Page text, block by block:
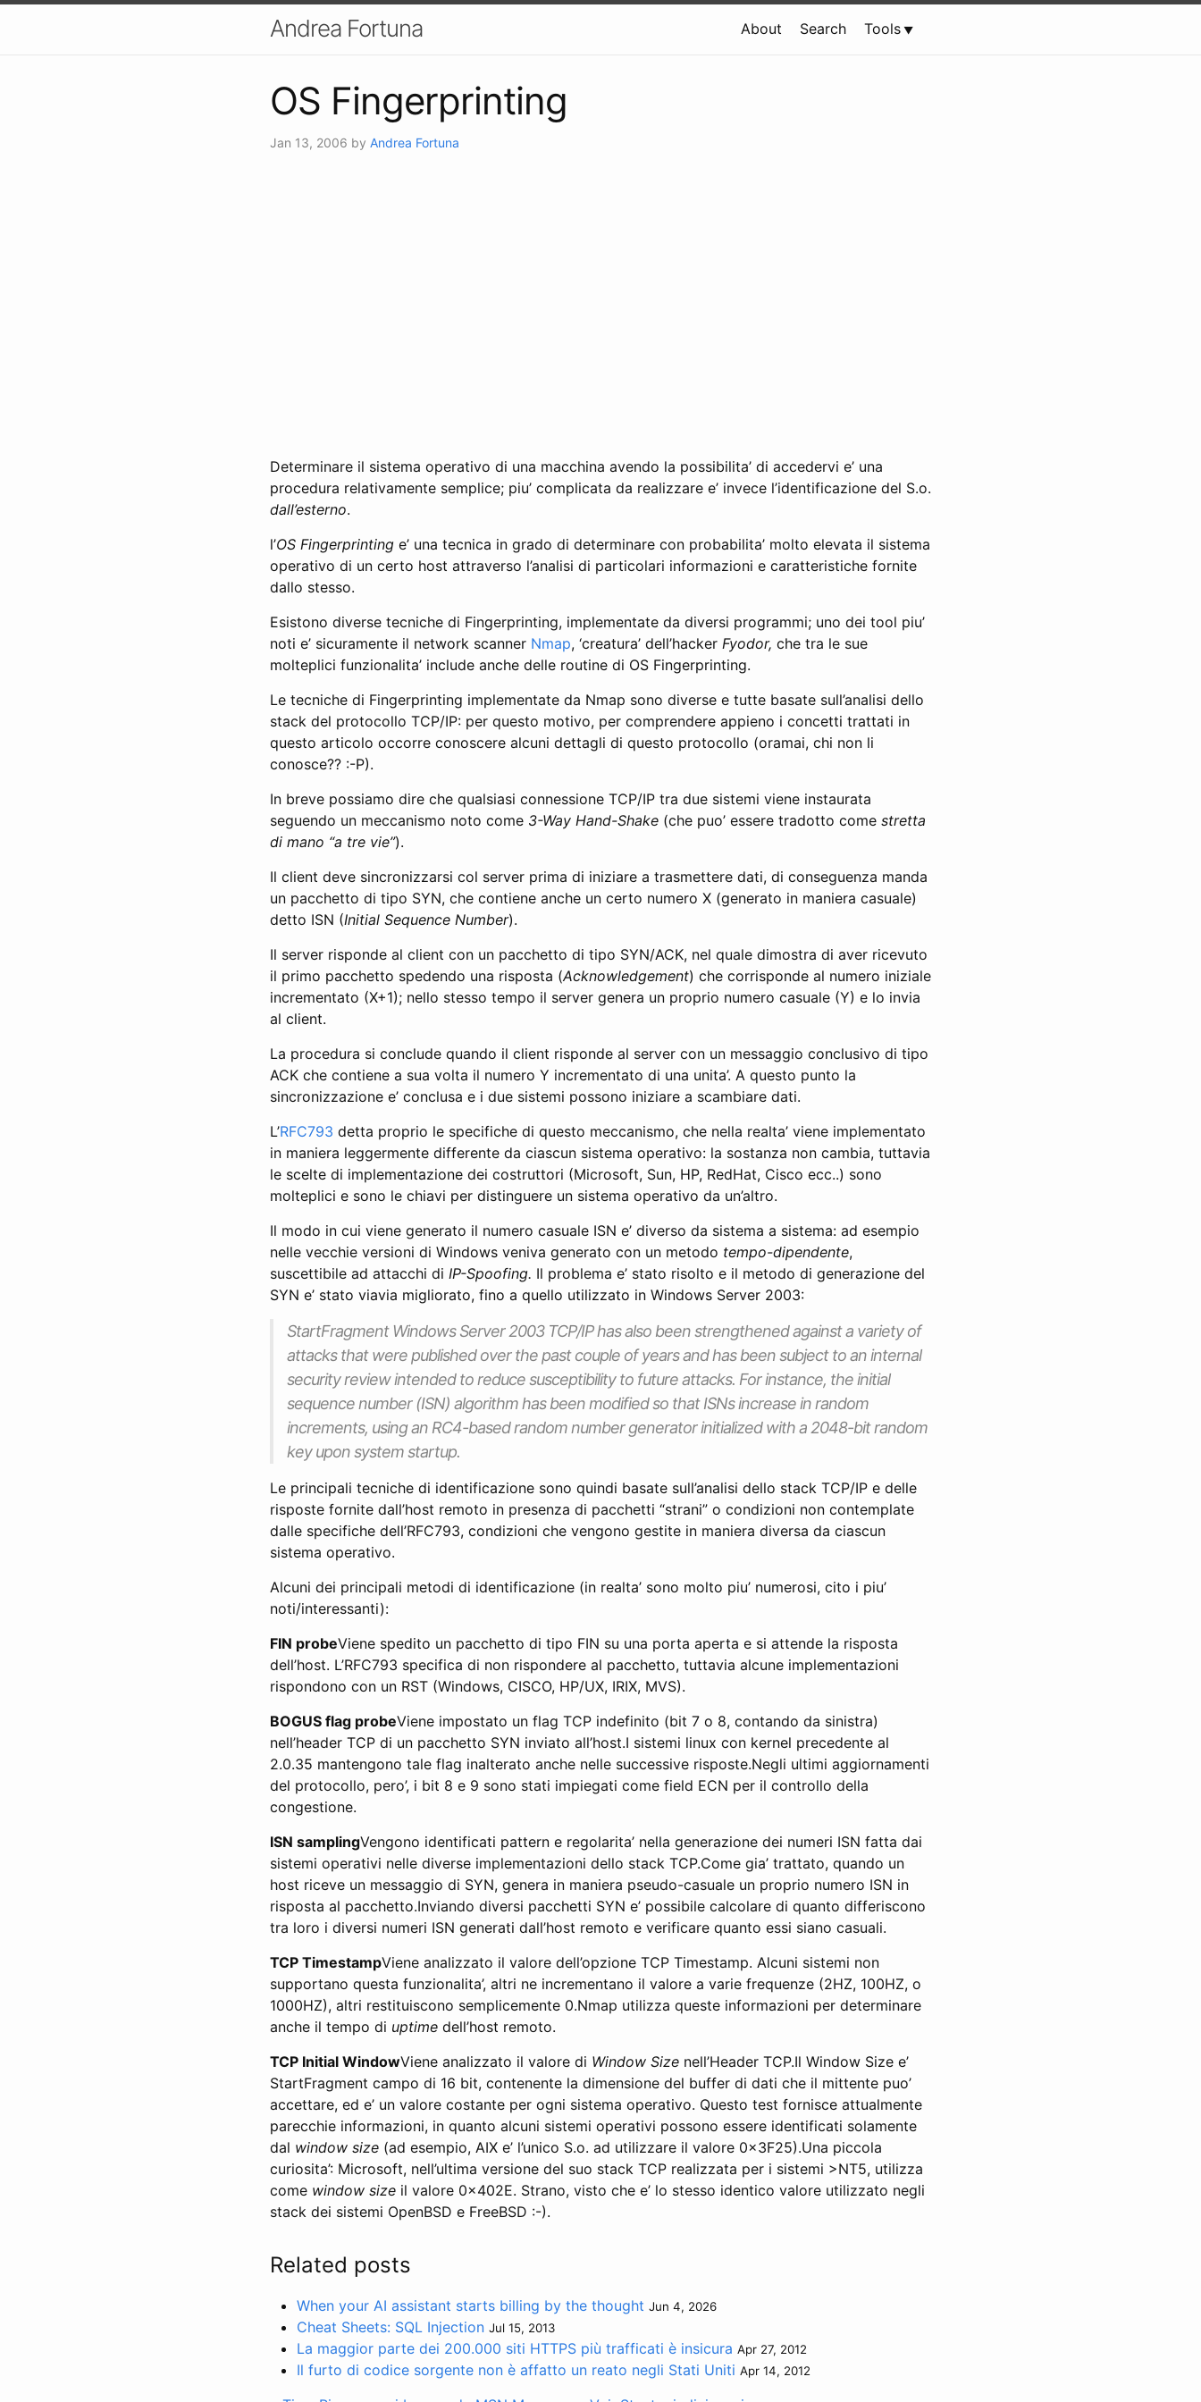
Andrea Fortuna About Search Tools
OS Fingerprinting
Jan 13, 2006 by Andrea Fortuna
Determinare il sistema operativo di una macchina avendo la possibilita’ di accedervi e’ una
procedura relativamente semplice; piu’ complicata da realizzare e’ invece l’identificazione del S.o.
dall’esterno.
l’OS Fingerprinting e’ una tecnica in grado di determinare con probabilita’ molto elevata il sistema
operativo di un certo host attraverso l’analisi di particolari informazioni e caratteristiche fornite
dallo stesso.
Esistono diverse tecniche di Fingerprinting, implementate da diversi programmi; uno dei tool piu’
noti e’ sicuramente il network scanner Nmap, ‘creatura’ dell’hacker Fyodor, che tra le sue
molteplici funzionalita’ include anche delle routine di OS Fingerprinting.
Le tecniche di Fingerprinting implementate da Nmap sono diverse e tutte basate sull’analisi dello
stack del protocollo TCP/IP: per questo motivo, per comprendere appieno i concetti trattati in
questo articolo occorre conoscere alcuni dettagli di questo protocollo (oramai, chi non li
conosce?? :-P).
In breve possiamo dire che qualsiasi connessione TCP/IP tra due sistemi viene instaurata
seguendo un meccanismo noto come 3-Way Hand-Shake (che puo’ essere tradotto come stretta
di mano “a tre vie”).
Il client deve sincronizzarsi col server prima di iniziare a trasmettere dati, di conseguenza manda
un pacchetto di tipo SYN, che contiene anche un certo numero X (generato in maniera casuale)
detto ISN (Initial Sequence Number).
Il server risponde al client con un pacchetto di tipo SYN/ACK, nel quale dimostra di aver ricevuto
il primo pacchetto spedendo una risposta (Acknowledgement) che corrisponde al numero iniziale
incrementato (X+1); nello stesso tempo il server genera un proprio numero casuale (Y) e lo invia
al client.
La procedura si conclude quando il client risponde al server con un messaggio conclusivo di tipo
ACK che contiene a sua volta il numero Y incrementato di una unita’. A questo punto la
sincronizzazione e’ conclusa e i due sistemi possono iniziare a scambiare dati.
L’RFC793 detta proprio le specifiche di questo meccanismo, che nella realta’ viene implementato
in maniera leggermente differente da ciascun sistema operativo: la sostanza non cambia, tuttavia
le scelte di implementazione dei costruttori (Microsoft, Sun, HP, RedHat, Cisco ecc..) sono
molteplici e sono le chiavi per distinguere un sistema operativo da un’altro.
Il modo in cui viene generato il numero casuale ISN e’ diverso da sistema a sistema: ad esempio
nelle vecchie versioni di Windows veniva generato con un metodo tempo-dipendente,
suscettibile ad attacchi di IP-Spoofing. Il problema e’ stato risolto e il metodo di generazione del
SYN e’ stato viavia migliorato, fino a quello utilizzato in Windows Server 2003:
StartFragment Windows Server 2003 TCP/IP has also been strengthened against a variety of
attacks that were published over the past couple of years and has been subject to an internal
security review intended to reduce susceptibility to future attacks. For instance, the initial
sequence number (ISN) algorithm has been modified so that ISNs increase in random
increments, using an RC4-based random number generator initialized with a 2048-bit random
key upon system startup.
Le principali tecniche di identificazione sono quindi basate sull’analisi dello stack TCP/IP e delle
risposte fornite dall’host remoto in presenza di pacchetti “strani” o condizioni non contemplate
dalle specifiche dell’RFC793, condizioni che vengono gestite in maniera diversa da ciascun
sistema operativo.
Alcuni dei principali metodi di identificazione (in realta’ sono molto piu’ numerosi, cito i piu’
noti/interessanti):
FIN probeViene spedito un pacchetto di tipo FIN su una porta aperta e si attende la risposta
dell’host. L’RFC793 specifica di non rispondere al pacchetto, tuttavia alcune implementazioni
rispondono con un RST (Windows, CISCO, HP/UX, IRIX, MVS).
BOGUS flag probeViene impostato un flag TCP indefinito (bit 7 o 8, contando da sinistra)
nell’header TCP di un pacchetto SYN inviato all’host.I sistemi linux con kernel precedente al
2.0.35 mantengono tale flag inalterato anche nelle successive risposte.Negli ultimi aggiornamenti
del protocollo, pero’, i bit 8 e 9 sono stati impiegati come field ECN per il controllo della
congestione.
ISN samplingVengono identificati pattern e regolarita’ nella generazione dei numeri ISN fatta dai
sistemi operativi nelle diverse implementazioni dello stack TCP.Come gia’ trattato, quando un
host riceve un messaggio di SYN, genera in maniera pseudo-casuale un proprio numero ISN in
risposta al pacchetto.Inviando diversi pacchetti SYN e’ possibile calcolare di quanto differiscono
tra loro i diversi numeri ISN generati dall’host remoto e verificare quanto essi siano casuali.
TCP TimestampViene analizzato il valore dell’opzione TCP Timestamp. Alcuni sistemi non
supportano questa funzionalita’, altri ne incrementano il valore a varie frequenze (2HZ, 100HZ, o
1000HZ), altri restituiscono semplicemente 0.Nmap utilizza queste informazioni per determinare
anche il tempo di uptime dell’host remoto.
TCP Initial WindowViene analizzato il valore di Window Size nell’Header TCP.Il Window Size e’
StartFragment campo di 16 bit, contenente la dimensione del buffer di dati che il mittente puo’
accettare, ed e’ un valore costante per ogni sistema operativo. Questo test fornisce attualmente
parecchie informazioni, in quanto alcuni sistemi operativi possono essere identificati solamente
dal window size (ad esempio, AIX e’ l’unico S.o. ad utilizzare il valore 0x3F25).Una piccola
curiosita’: Microsoft, nell’ultima versione del suo stack TCP realizzata per i sistemi >NT5, utilizza
come window size il valore 0x402E. Strano, visto che e’ lo stesso identico valore utilizzato negli
stack dei sistemi OpenBSD e FreeBSD :-).
Related posts
When your AI assistant starts billing by the thought Jun 4, 2026
Cheat Sheets: SQL Injection Jul 15, 2013
La maggior parte dei 200.000 siti HTTPS più trafficati è insicura Apr 27, 2012
Il furto di codice sorgente non è affatto un reato negli Stati Uniti Apr 14, 2012